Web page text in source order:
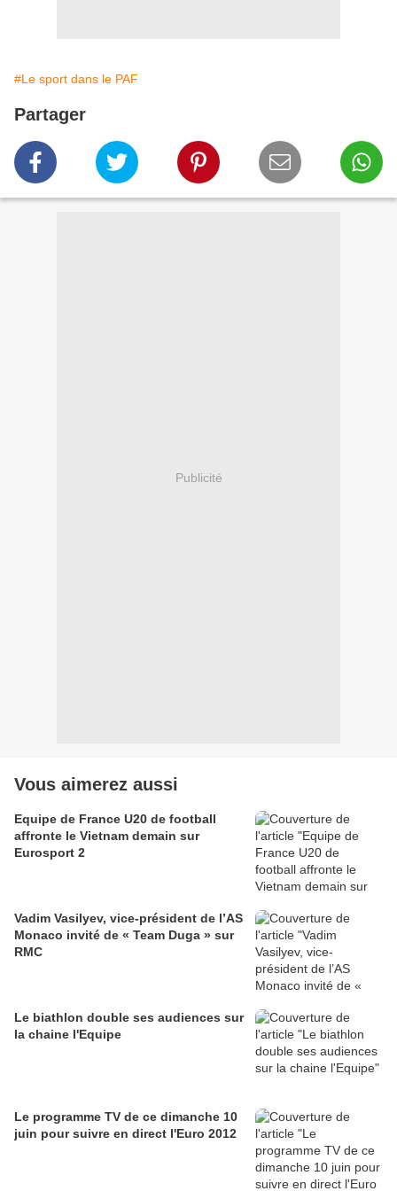
#Le sport dans le PAF
Partager
Publicité
Vous aimerez aussi
Equipe de France U20 de football
affronte le Vietnam demain sur
Eurosport 2
Vadim Vasilyev, vice-président de l’AS
Monaco invité de « Team Duga » sur
RMC
Le biathlon double ses audiences sur
la chaine l'Equipe
Le programme TV de ce dimanche 10
juin pour suivre en direct l'Euro 2012